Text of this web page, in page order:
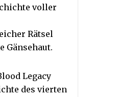
voller
Rätsel
Gänsehaut.
Legacy
des vierten